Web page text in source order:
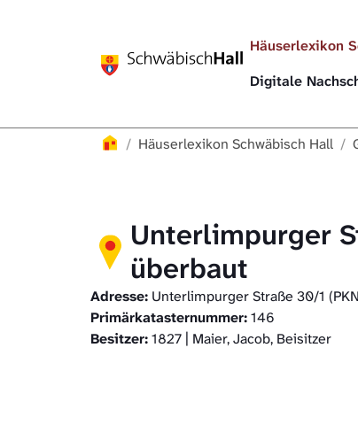
Häuserlexikon
Digitale
Häuserlexikon
Häuserlexikon Schwäbisch Hall
Unterlimpurger
überbaut
Adresse: Unterlimpurger Straße 30/1
Primärkatasternummer:146
Besitzer:1827 | Maier, Jacob, Beisitzer